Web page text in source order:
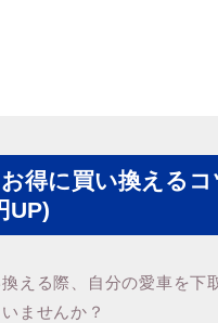
得に買い換えるコ
UP)
える際、自分の愛車を下
ませんか？